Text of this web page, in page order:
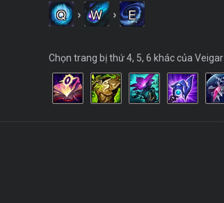
Q › W › E
Chọn trang bị thứ 4, 5, 6 khác của Veigar